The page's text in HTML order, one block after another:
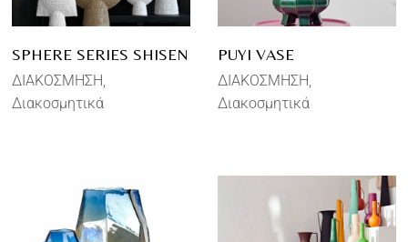
SPHERE SERIES SHISEN
ΔΙΑΚΟΣΜΗΣΗ
Διακοσμητικά
PUYI VASE
ΔΙΑΚΟΣΜΗΣΗ
Διακοσμητικά